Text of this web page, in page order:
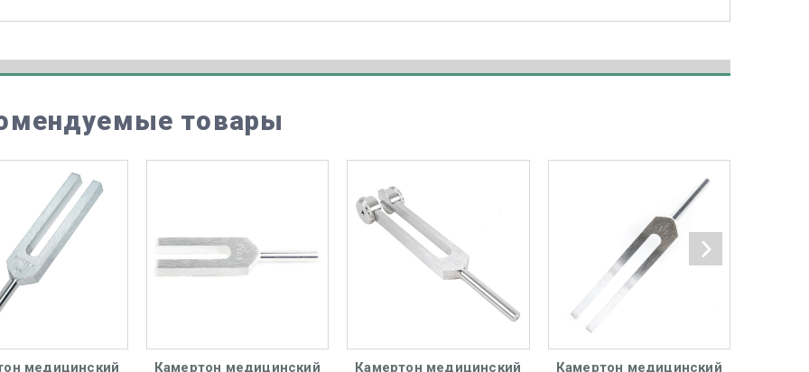
товары
медицинский
Камертон медицинский
Камертон медицинский
Камертон медицинский